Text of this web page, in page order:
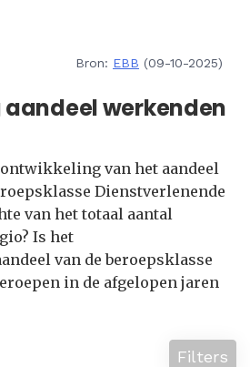
Bron: EBB (09-10-2025)
werkenden
van het aandeel
Dienstverlenende
van het totaal aantal
Is het
van de beroepsklasse
in de afgelopen jaren
Filters